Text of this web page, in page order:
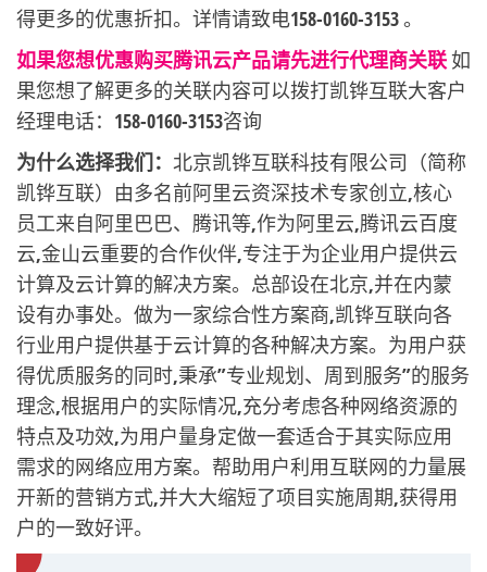
得更多的优惠折扣。详情请致电158-0160-3153 。
如果您想优惠购买腾讯云产品请先进行代理商关联如
果您想了解更多的关联内容可以拨打凯铧互联大客户
经理电话：158-0160-3153咨询
为什么选择我们： 北京凯铧互联科技有限公司（简称
凯铧互联）由多名前阿里云资深技术专家创立,核心
员工来自阿里巴巴、腾讯等,作为阿里云,腾讯云百度
云,金山云重要的合作伙伴,专注于为企业用户提供云
计算及云计算的解决方案。总部设在北京,并在内蒙
设有办事处。做为一家综合性方案商,凯铧互联向各
行业用户提供基于云计算的各种解决方案。为用户获
得优质服务的同时,秉承”专业规划、周到服务”的服务
理念,根据用户的实际情况,充分考虑各种网络资源的
特点及功效,为用户量身定做一套适合于其实际应用
需求的网络应用方案。帮助用户利用互联网的力量展
开新的营销方式,并大大缩短了项目实施周期,获得用
户的一致好评。